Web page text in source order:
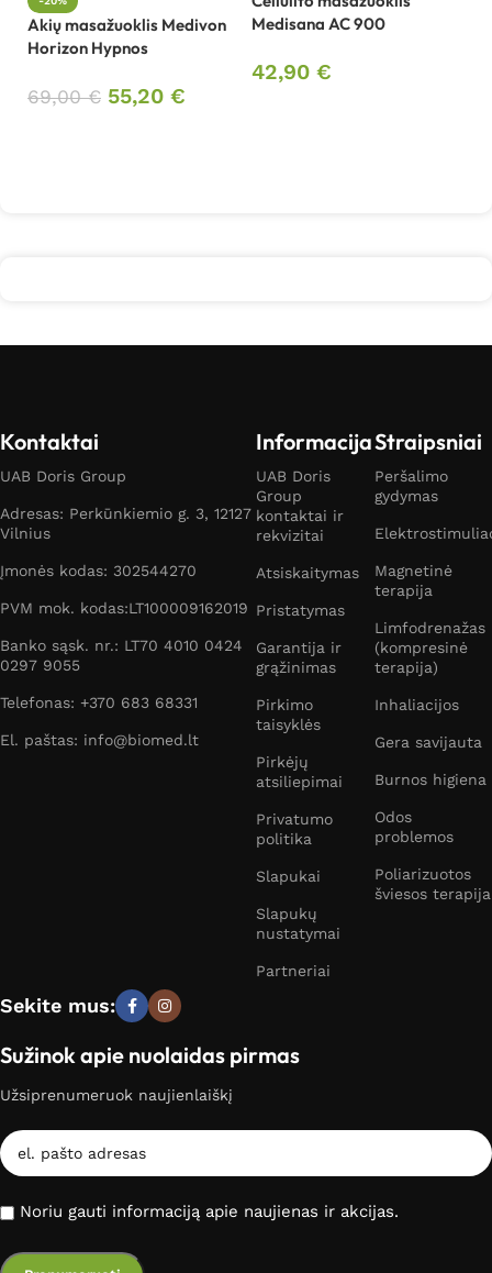
Akių masažuoklis Medivon
Horizon Hypnos
69,00€ 55,20 €
Medisana AC 900
42,90 €
Kontaktai
UAB Doris Group
Adresas: Perkūnkiemio g. 3, 12127
Vilnius
Įmonės kodas: 302544270
PVM mok. kodas:LT100009162019
Banko sąsk. nr.: LT70 4010 0424
0297 9055
Telefonas: +370 683 68331
El. paštas: info@biomed.lt
Informacija
UAB Doris
Group
kontaktai ir
rekvizitai
Atsiskaitymas
Pristatymas
Garantija ir
grąžinimas
Pirkimo
taisyklės
Pirkėjų
atsiliepimai
Privatumo
politika
Slapukai
Slapukų
nustatymai
Partneriai
Straipsniai
Peršalimo
gydymas
Magnetinė
terapija
Limfodrenažas
(kompresinė
terapija)
Inhaliacijos
Gera savijauta
Burnos higiena
Odos
problemos
Poliarizuotos
šviesos terapija
Sekite mus:
Sužinok apie nuolaidas pirmas
Užsiprenumeruok naujienlaiškį
Noriu gauti informaciją apie naujienas ir akcijas.